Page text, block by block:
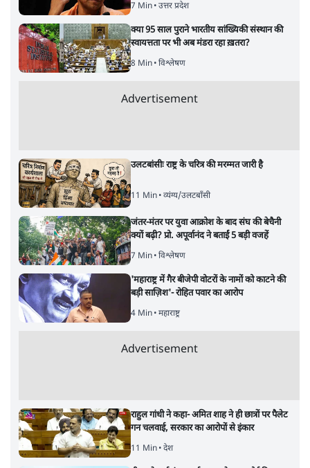
7 Min• उत्तर प्रदेश
क्या 95 साल पुराने भारतीय सांख्यिकी संस्थान की
स्वायत्तता पर भी अब मंडरा रहा ख़तरा?
8 Min• विश्लेषण
Advertisement
उलटबांसीः राष्ट्र के चरित्र की मरम्मत जारी है
11 Min• व्यंग्य/उलटबाँसी
जंतर-मंतर पर युवा आक्रोश के बाद संघ की बेचैनी
क्यों बढ़ी? प्रो. अपूर्वानंद ने बताईं 5 बड़ी वजहें
7 Min• विश्लेषण
'महाराष्ट्र में गैर बीजेपी वोटरों के नामों को काटने की
बड़ी साज़िश'- रोहित पवार का आरोप
4 Min• महाराष्ट्र
Advertisement
राहुल गांधी ने कहा- अमित शाह ने ही छात्रों पर पैलेट
गन चलवाई, सरकार का आरोपों से इंकार
11 Min• देश